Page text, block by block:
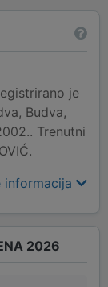
je
Budva,
Trenutni
informacija
2026